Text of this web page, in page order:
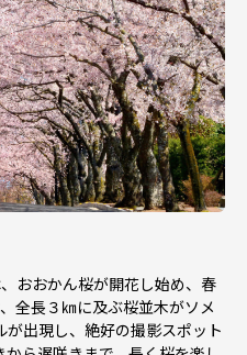
おおかん桜が開花し始め、春
全長３㎞に及ぶ桜並木がソメ
出現し、絶好の撮影スポット